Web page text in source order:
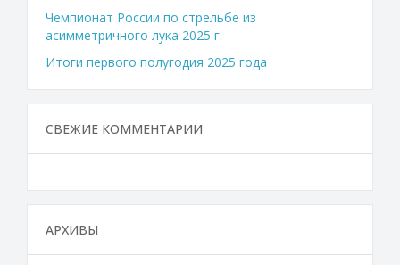
Чемпионат России по стрельбе из
асимметричного лука 2025 г.
Итоги первого полугодия 2025 года
СВЕЖИЕ КОММЕНТАРИИ
АРХИВЫ